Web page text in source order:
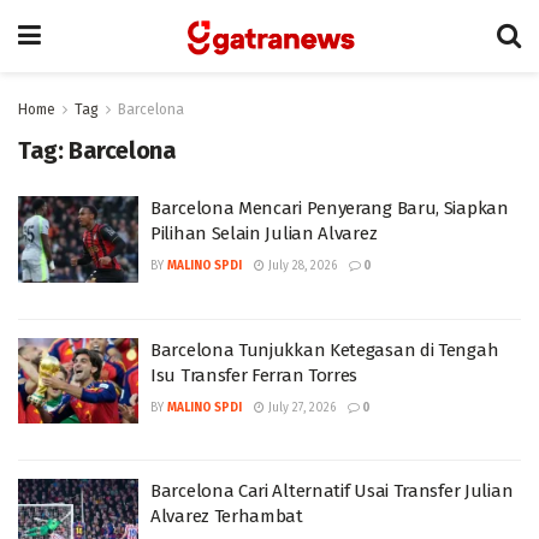
Home Tag Barcelona
Tag: Barcelona
Barcelona Mencari Penyerang Baru, Siapkan
Pilihan Selain Julian Alvarez
BY MALINO SPDI July 28, 2026 0
Barcelona Tunjukkan Ketegasan di Tengah
Isu Transfer Ferran Torres
BY MALINO SPDI July 27, 2026 0
Barcelona Cari Alternatif Usai Transfer Julian
Alvarez Terhambat